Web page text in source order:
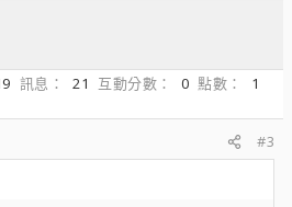
訊息 21 互動分數 0 點數
1
#3